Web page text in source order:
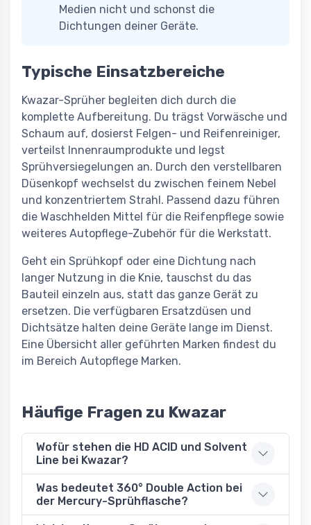
Medien nicht und schonst die
Dichtungen deiner Geräte.
Typische Einsatzbereiche
Kwazar-Sprüher begleiten dich durch die
komplette Aufbereitung. Du trägst Vorwäsche und
Schaum auf, dosierst Felgen- und Reifenreiniger,
verteilst Innenraumprodukte und legst
Sprühversiegelungen an. Durch den verstellbaren
Düsenkopf wechselst du zwischen feinem Nebel
und konzentriertem Strahl. Passend dazu führen
die Waschhelden Mittel für die Reifenpflege sowie
weiteres Autopflege-Zubehör für die Werkstatt.
Geht ein Sprühkopf oder eine Dichtung nach
langer Nutzung in die Knie, tauschst du das
Bauteil einzeln aus, statt das ganze Gerät zu
ersetzen. Die verfügbaren Ersatzdüsen und
Dichtsätze halten deine Geräte lange im Dienst.
Eine Übersicht aller geführten Marken findest du
im Bereich Autopflege Marken.
Häufige Fragen zu Kwazar
Wofür stehen die HD ACID und Solvent
Line bei Kwazar?
Was bedeutet 360° Double Action bei
der Mercury-Sprühflasche?